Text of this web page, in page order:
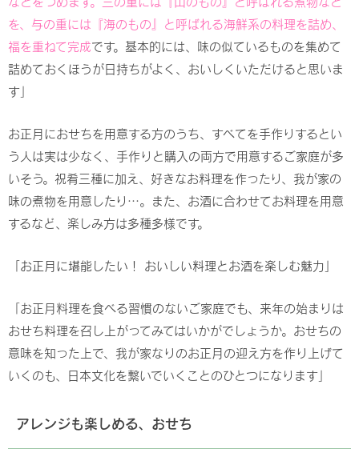
を、与の重には『海のもの』と呼ばれる海鮮系の料理を詰め、
福を重ねて完成です。基本的には、味の似ているものを集めて
詰めておくほうが日持ちがよく、おいしくいただけると思いま
す」
お正月におせちを用意する方のうち、すべてを手作りするとい
う人は実は少なく、手作りと購入の両方で用意するご家庭が多
いそう。祝肴三種に加え、好きなお料理を作ったり、我が家の
味の煮物を用意したり…。また、お酒に合わせてお料理を用意
するなど、楽しみ方は多種多様です。
「お正月に堪能したい！ おいしい料理とお酒を楽しむ魅力」
「お正月料理を食べる習慣のないご家庭でも、来年の始まりは
おせち料理を召し上がってみてはいかがでしょうか。おせちの
意味を知った上で、我が家なりのお正月の迎え方を作り上げて
いくのも、日本文化を繋いでいくことのひとつになります」
アレンジも楽しめる、おせち